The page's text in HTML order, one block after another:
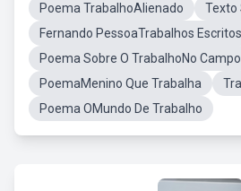
Poema TrabalhoAlienado
Texto
Fernando PessoaTrabalhos Escritos
Poema Sobre O TrabalhoNo Campo
PoemaMenino Que Trabalha
Poema OMundo De Trabalho